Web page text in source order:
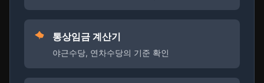
통상임금 계산기
야근수당, 연차수당의 기준 확인